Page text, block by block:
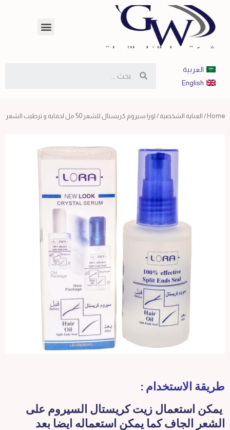
العربية
English
Home
/ العناية الشخصية / لورا سيروم كريستال للشعر 50 مل لحماية و ترطيب الشعر
طريقة الاستخدام :
يمكن استعمال زيت كريستال السيروم على
الشعر الجاف كما يمكن استعماله ايضا بعد